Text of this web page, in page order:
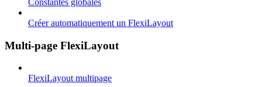
Constantes globales
Créer automatiquement un FlexiLayout
Multi-page FlexiLayout
FlexiLayout multipage